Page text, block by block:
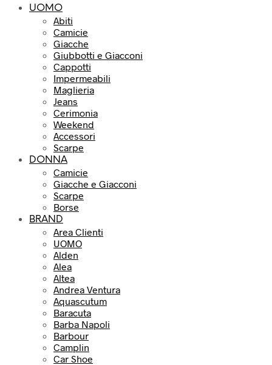
UOMO
Abiti
Camicie
Giacche
Giubbotti e Giacconi
Cappotti
Impermeabili
Maglieria
Jeans
Cerimonia
Weekend
Accessori
Scarpe
DONNA
Camicie
Giacche e Giacconi
Scarpe
Borse
BRAND
Area Clienti
UOMO
Alden
Alea
Altea
Andrea Ventura
Aquascutum
Baracuta
Barba Napoli
Barbour
Camplin
Car Shoe